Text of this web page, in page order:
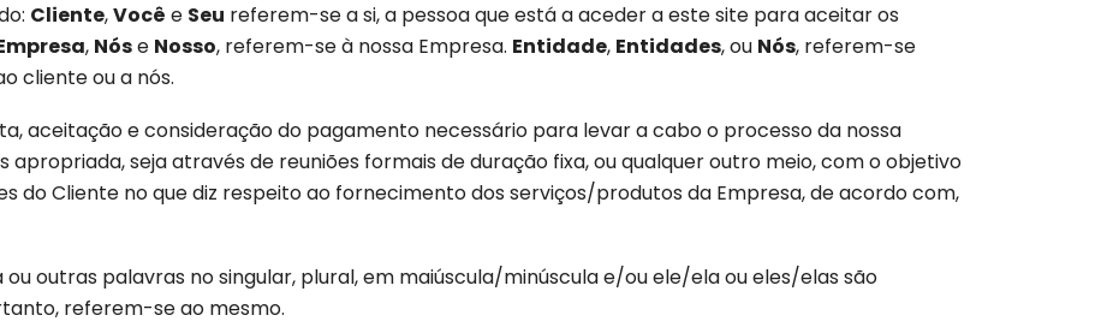
Cliente,Você e Seu referem-se a si, a pessoa que está a aceder a este site para aceitar os
, Nóse Nosso, referem-se à nossa Empresa. Entidade, Entidades, ou Nós, referem-se
cliente ou a nós.
aceitação e consideração do pagamento necessário para levar a cabo o processo da nossa
apropriada, seja através de reuniões formais de duração fixa, ou qualquer outro meio, com o objetivo
do Cliente no que diz respeito ao fornecimento dos serviços/produtos da Empresa, de acordo com,
outras palavras no singular, plural, em maiúscula/minúscula e/ou ele/ela ou eles/elas são
referem-se ao mesmo.